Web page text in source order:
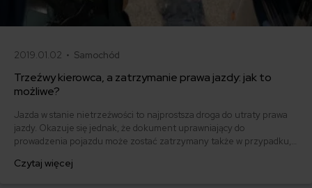
2019.01.02 • Samochód
Trzeźwy kierowca, a zatrzymanie prawa jazdy: jak to
możliwe?
Jazda w stanie nietrzeźwości to najprostsza droga do utraty prawa
jazdy. Okazuje się jednak, że dokument uprawniający do
prowadzenia pojazdu może zostać zatrzymany także w przypadku,
nawet na 30 dni. Jak to możliwe?
Czytaj więcej